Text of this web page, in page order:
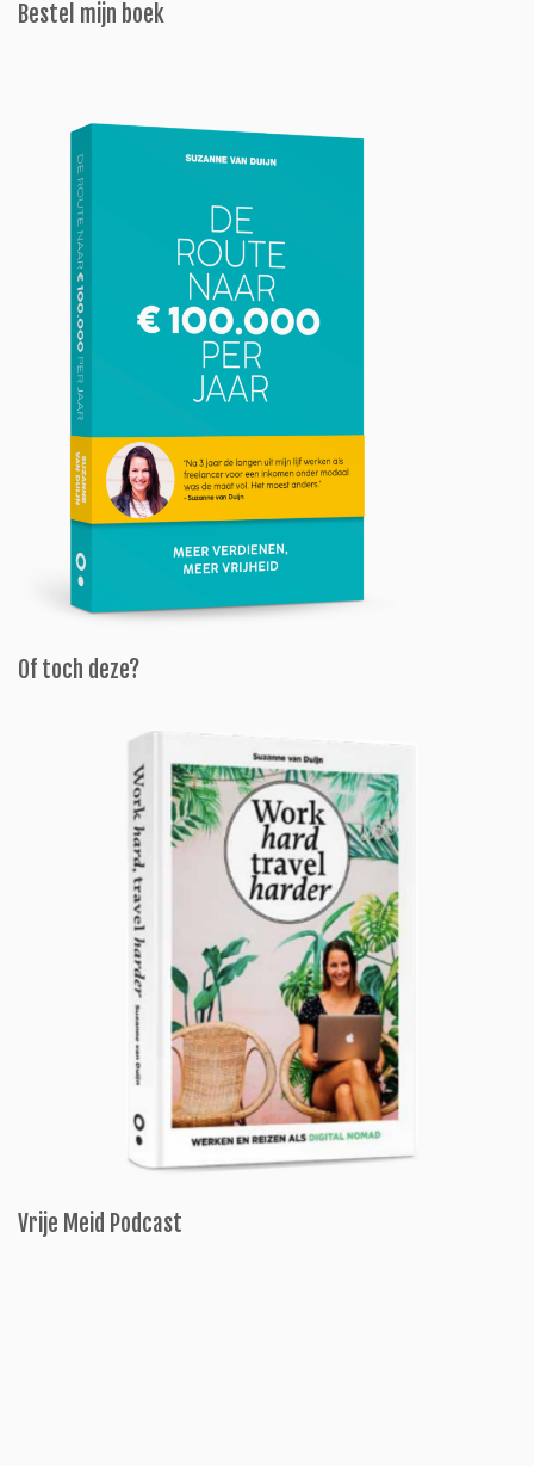
Bestel mijn boek
Of toch deze?
Vrije Meid Podcast